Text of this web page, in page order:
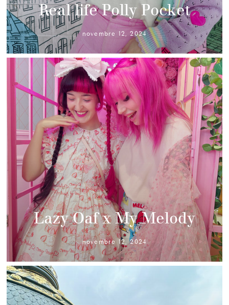
Real life Polly Pocket
novembre 12, 2024
Lazy Oaf x My Melody
novembre 12, 2024